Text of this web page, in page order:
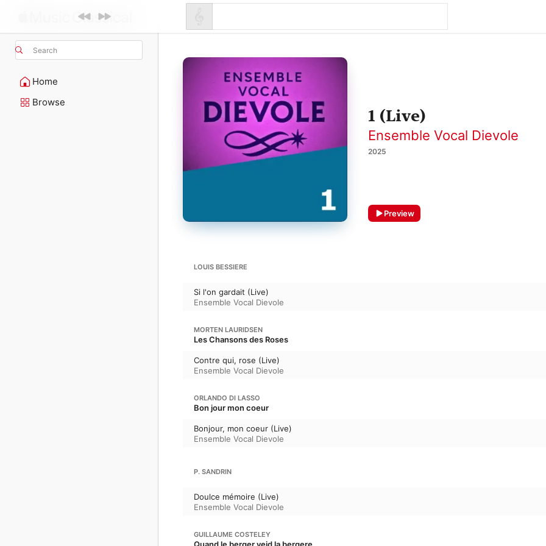
Search
Home
Browse
1 (Live)
Ensemble Vocal Dievole
2025
Preview
LOUIS BESSIERE
Si l'on gardait (Live)
Ensemble Vocal Dievole
MORTEN LAURIDSEN
Les Chansons des Roses
Contre qui, rose (Live)
Ensemble Vocal Dievole
ORLANDO DI LASSO
Bon jour mon coeur
Bonjour, mon coeur (Live)
Ensemble Vocal Dievole
P. SANDRIN
Doulce mémoire (Live)
Ensemble Vocal Dievole
GUILLAUME COSTELEY